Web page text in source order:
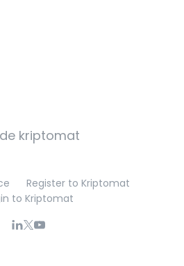
Register to Kriptomat
to Kriptomat